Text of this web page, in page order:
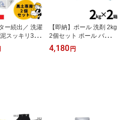
ー続出／ 洗濯
スッキリ303
泥汚れ専用洗
ームの泥汚れ
ー サッカー
農業 泥汚れ
【即納】ポール 洗剤 2kg
2個セット ポール バイオ
濃厚洗剤 ポール 酵素配
合 爽やかなフローラルの
4,180 円